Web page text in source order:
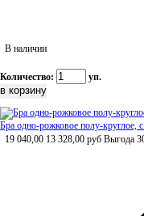
В наличии
Количество: уп.
Бра одно-рожковое полу-круглое,
19 040,00 13 328,00 руб Выгода